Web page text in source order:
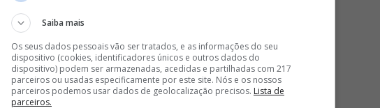
INTERESSADO EM COMPRAR EXTREMO DO BENFICA
A CAMINHO DO BENFICA? SAIBA O QUE QUEREM AS
NICOLAU AVALIA PÉROLA DO BENFICA: "VALE MAIS DO QUE
Saiba mais
Os seus dados pessoais vão ser tratados, e as informações do seu
dispositivo (cookies, identificadores únicos e outros dados do
dispositivo) podem ser armazenadas, acedidas e partilhadas com 217
parceiros ou usadas especificamente por este site. Nós e os nossos
parceiros podemos usar dados de geolocalização precisos. Lista de
parceiros.